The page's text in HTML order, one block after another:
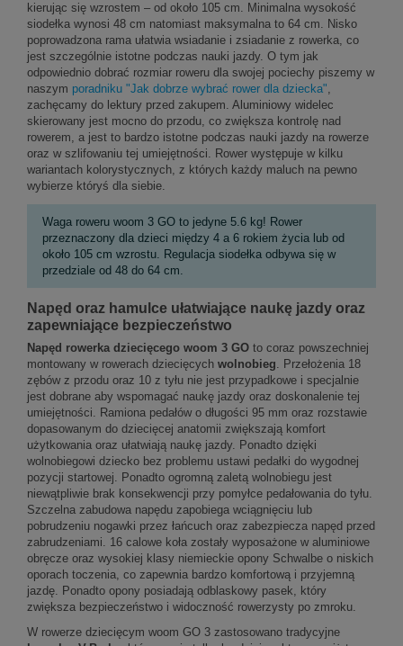
kierując się wzrostem – od około 105 cm. Minimalna wysokość
siodełka wynosi 48 cm natomiast maksymalna to 64 cm. Nisko
poprowadzona rama ułatwia wsiadanie i zsiadanie z rowerka, co
jest szczególnie istotne podczas nauki jazdy. O tym jak
odpowiednio dobrać rozmiar roweru dla swojej pociechy piszemy w
naszym poradniku "Jak dobrze wybrać rower dla dziecka",
zachęcamy do lektury przed zakupem. Aluminiowy widelec
skierowany jest mocno do przodu, co zwiększa kontrolę nad
rowerem, a jest to bardzo istotne podczas nauki jazdy na rowerze
oraz w szlifowaniu tej umiejętności. Rower występuje w kilku
wariantach kolorystycznych, z których każdy maluch na pewno
wybierze któryś dla siebie.
Waga roweru woom 3 GO to jedyne 5.6 kg! Rower
przeznaczony dla dzieci między 4 a 6 rokiem życia lub od
około 105 cm wzrostu. Regulacja siodełka odbywa się w
przedziale od 48 do 64 cm.
Napęd oraz hamulce ułatwiające naukę jazdy oraz
zapewniające bezpieczeństwo
Napęd rowerka dziecięcego woom 3 GO to coraz powszechniej
montowany w rowerach dziecięcych wolnobieg . Przełożenia 18
zębów z przodu oraz 10 z tyłu nie jest przypadkowe i specjalnie
jest dobrane aby wspomagać naukę jazdy oraz doskonalenie tej
umiejętności. Ramiona pedałów o długości 95 mm oraz rozstawie
dopasowanym do dziecięcej anatomii zwiększają komfort
użytkowania oraz ułatwiają naukę jazdy. Ponadto dzięki
wolnobiegowi dziecko bez problemu ustawi pedałki do wygodnej
pozycji startowej. Ponadto ogromną zaletą wolnobiegu jest
niewątpliwie brak konsekwencji przy pomyłce pedałowania do tyłu.
Szczelna zabudowa napędu zapobiega wciągnięciu lub
pobrudzeniu nogawki przez łańcuch oraz zabezpiecza napęd przed
zabrudzeniami. 16 calowe koła zostały wyposażone w aluminiowe
obręcze oraz wysokiej klasy niemieckie opony Schwalbe o niskich
oporach toczenia, co zapewnia bardzo komfortową i przyjemną
jazdę. Ponadto opony posiadają odblaskowy pasek, który
zwiększa bezpieczeństwo i widoczność rowerzysty po zmroku.
W rowerze dziecięcym woom GO 3 zastosowano tradycyjne